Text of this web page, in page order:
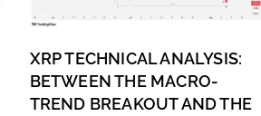
XRP TECHNICAL ANALYSIS:
BETWEEN THE MACRO-
TREND BREAKOUT AND THE